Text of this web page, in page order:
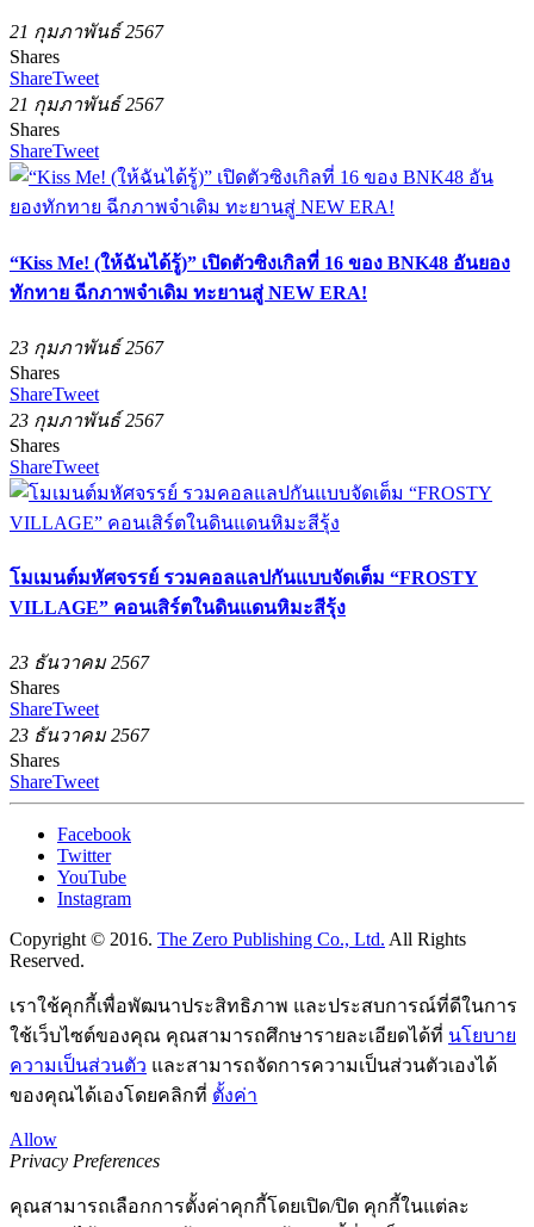
21 กุมภาพันธ์ 2567
Shares
ShareTweet
21 กุมภาพันธ์ 2567
Shares
ShareTweet
“Kiss Me! (ให้ฉันได้รู้)” เปิดตัวซิงเกิลที่ 16 ของ BNK48 อันยอง
ทักทาย ฉีกภาพจำเดิม ทะยานสู่ NEW ERA!
23 กุมภาพันธ์ 2567
Shares
ShareTweet
23 กุมภาพันธ์ 2567
Shares
ShareTweet
โมเมนต์มหัศจรรย์ รวมคอลแลปกันแบบจัดเต็ม “FROSTY
VILLAGE” คอนเสิร์ตในดินแดนหิมะสีรุ้ง
23 ธันวาคม 2567
Shares
ShareTweet
23 ธันวาคม 2567
Shares
ShareTweet
Facebook
Twitter
YouTube
Instagram
Copyright © 2016. The Zero Publishing Co., Ltd. All Rights
Reserved.
เราใช้คุกกี้เพื่อพัฒนาประสิทธิภาพ และประสบการณ์ที่ดีในการ
ใช้เว็บไซต์ของคุณ คุณสามารถศึกษารายละเอียดได้ที่ นโยบาย
ความเป็นส่วนตัว และสามารถจัดการความเป็นส่วนตัวเองได้
ของคุณได้เองโดยคลิกที่ ตั้งค่า
Allow
Privacy Preferences
คุณสามารถเลือกการตั้งค่าคุกกี้โดยเปิด/ปิด คุกกี้ในแต่ละ